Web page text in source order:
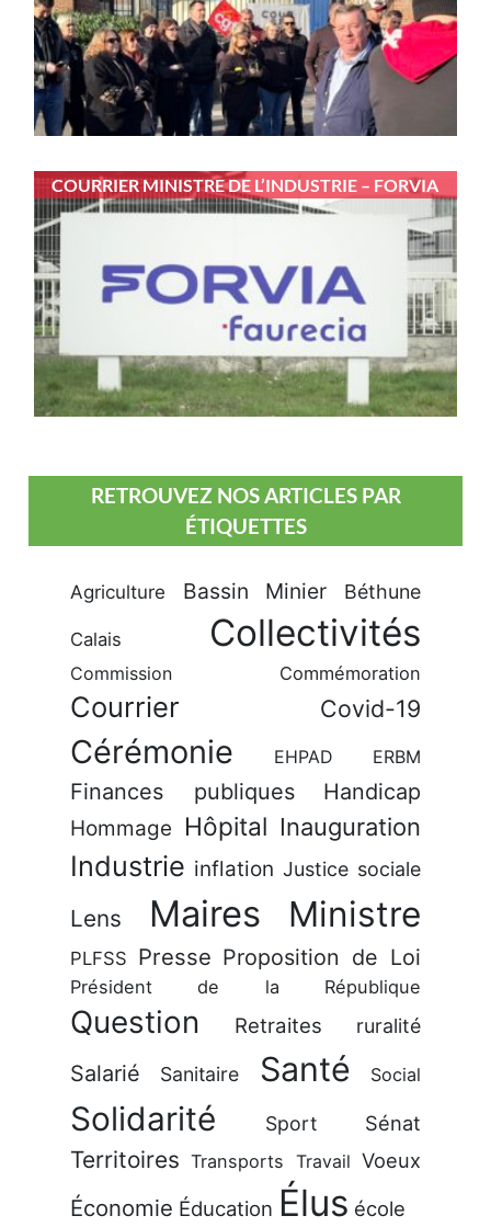
COURRIER MINISTRE DE L’INDUSTRIE – FORVIA
RETROUVEZ NOS ARTICLES PAR
ÉTIQUETTES
Agriculture Bassin Minier Béthune
Calais Collectivités
Commission Commémoration
Courrier Covid-19
Cérémonie EHPAD ERBM
Finances publiques Handicap
Hommage Hôpital Inauguration
Industrie inflation Justice sociale
Lens Maires Ministre
PLFSS Presse Proposition de Loi
Président de la République
Question Retraites ruralité
Salarié Sanitaire Santé Social
Solidarité Sport Sénat
Territoires Transports Travail Voeux
Économie Éducation Élus école